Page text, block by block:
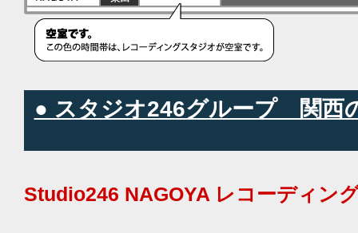
● スタジオ246グループ 関西
Studio246 NAGOYA レコーディン